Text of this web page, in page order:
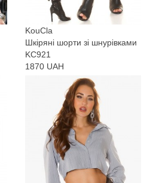
KouCla
Шкіряні шорти зі шнурівками
KC921
1870 UAH